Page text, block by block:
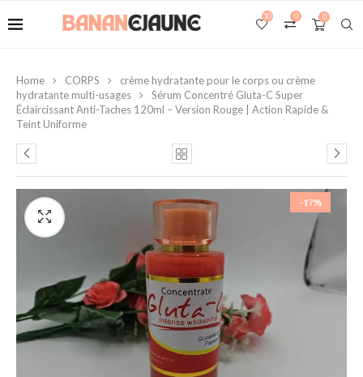
0
0
10
Home CORPS
crème hydratante pour le corps ou crème
hydratante multi-usages
Sérum Concentré Gluta-C Super
Éclaircissant Anti-Taches 120ml – Version Rouge | Action Rapide &
Teint Uniforme
-17%